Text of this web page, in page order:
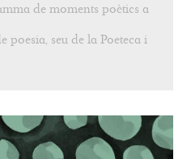
de moments poètics a
poesia, seu de la Poeteca i